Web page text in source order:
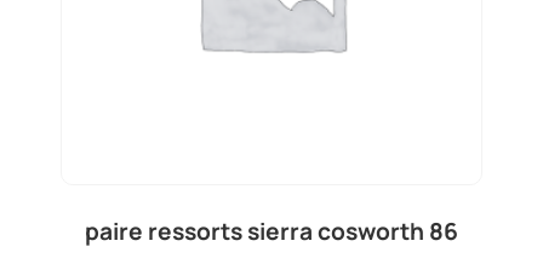
paire ressorts sierra cosworth 86